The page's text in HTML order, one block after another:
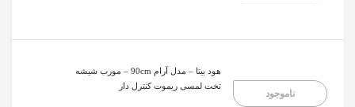
ناموجود
هود بیتا – مدل آرام 90cm – مورب شیشه
تخت لمسی ریموت کنترل دار